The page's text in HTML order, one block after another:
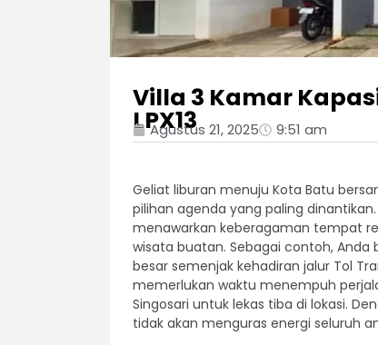
Villa 3 Kamar
LPX13
Agustus 21, 2025 9:51 am
Geliat liburan menuju Kota Batu
pilihan agenda yang paling
menawarkan keberagaman tempat
wisata buatan. Sebagai contoh,
besar semenjak kehadiran jalur Tol
memerlukan waktu menempuh
Singosari untuk lekas tiba di lokasi.
tidak akan menguras energi seluruh